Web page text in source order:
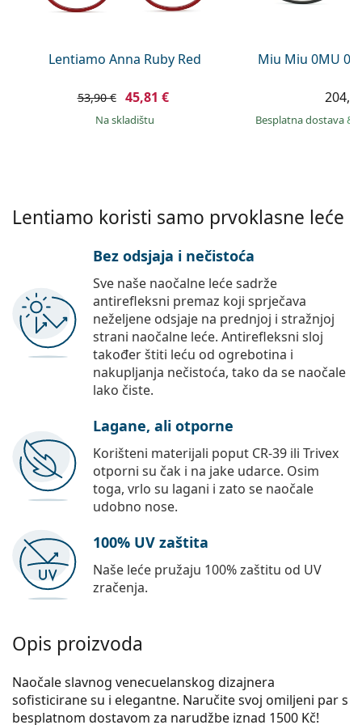
Persol
Lentiamo Anna Ruby Red
53,90 € 45,81 €
na skladištu
Miu Miu 0MU
Besplatna dostava&
Lentiamo koristi samo prvoklasne leće
Bez odsjaja i nečistoća
Sve naše naočalne leće sadrže
antirefleksni premaz koji sprječava
neželjene odsjaje na prednjoj i stražnjoj
strani naočalne leće. Antirefleksni sloj
također štiti leću od ogrebotina i
nakupljanja nečistoća, tako da se naočale
lako čiste.
Lagane, ali otporne
Korišteni materijali poput CR-39 ili Trivex
otporni su čak i na jake udarce. Osim
toga, vrlo su lagani i zato se naočale
udobno nose.
100% UV zaštita
Naše leće pružaju 100% zaštitu od UV
zračenja.
Opis proizvoda
Naočale slavnog venecuelanskog dizajnera
sofisticirane su i elegantne. Naručite svoj omiljeni par s
besplatnom dostavom za narudžbe iznad 1500 Kč!